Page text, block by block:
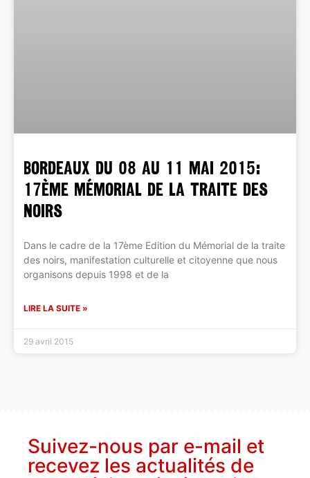
BORDEAUX du 08 au 11 mai 2015:
17ème Mémorial de la Traite des
Noirs
Dans le cadre de la 17ème Edition du Mémorial de la traite
des noirs, manifestation culturelle et citoyenne que nous
organisons depuis 1998 et de la
LIRE LA SUITE »
29 avril 2015
Suivez-nous par e-mail et
recevez les actualités de